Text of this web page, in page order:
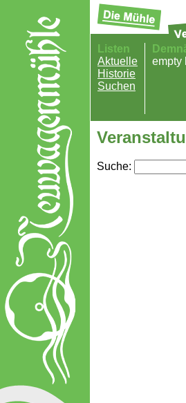
Listen
Aktuelle
Historie
Suchen
empty
Suche: